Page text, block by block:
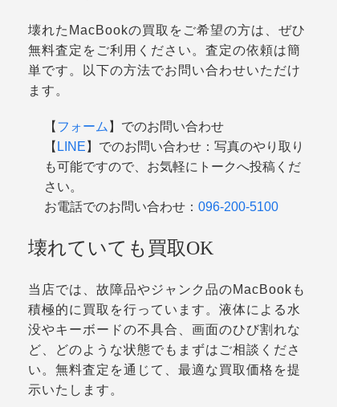
壊れたMacBookの買取をご希望の方は、ぜひ
無料査定をご利用ください。査定の依頼は簡
単です。以下の方法でお問い合わせいただけ
ます。
【 フォーム 】でのお問い合わせ
【 LINE 】でのお問い合わせ：写真のやり取り
も可能ですので、お気軽にトークへ投稿くだ
さい。
お電話でのお問い合わせ： 096-200-5100
壊れていても買取OK
当店では、故障品やジャンク品のMacBookも
積極的に買取を行っています。液体による水
没やキーボードの不具合、画面のひび割れな
ど、どのような状態でもまずはご相談くださ
い。無料査定を通じて、最適な買取価格を提
示いたします。